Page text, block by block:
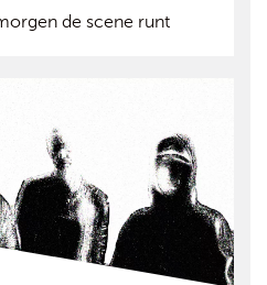
de scene runt